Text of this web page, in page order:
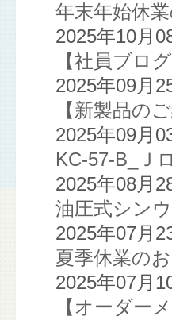
年末年始休
2025年10月
【社員ブロ
2025年09月
【新製品の
2025年09月
KC-57-B_Ｊ
2025年08月
油圧式シン
2025年07月
夏季休業の
2025年07月
【オーダー